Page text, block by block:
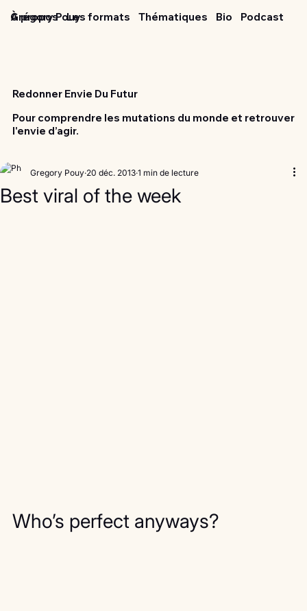
Grégory Pouy
À propos Les formats Thématiques Podcast
Bio
Redonner Envie Du Futur
Pour comprendre les mutations du monde et retrouver
l'envie d’agir.
Best viral of the week
Gregory Pouy 20 déc. 2013 1 min de lecture
Who’s perfect anyways?